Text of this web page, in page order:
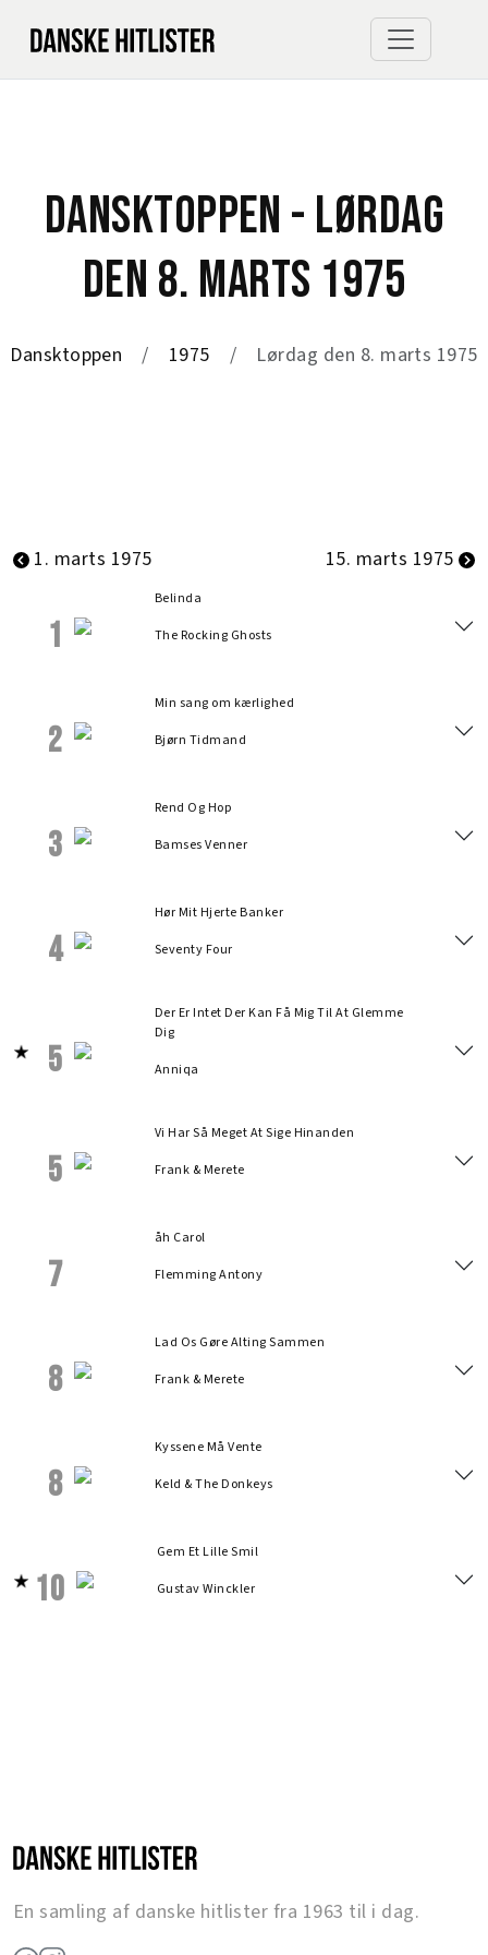
DANSKTOPPEN - LØRDAG
DEN 8. MARTS 1975
Dansktoppen 1975 Lørdag den 8. marts 1975
1. marts 1975 15. marts 1975
1
Belinda
The Rocking Ghosts
2
Min sang om kærlighed
Bjørn Tidmand
3
Rend Og Hop
Bamses Venner
4
Hør Mit Hjerte Banker
Seventy Four
5
Der Er Intet Der Kan Få Mig Til At Glemme
Dig
Anniqa
5
Vi Har Så Meget At Sige Hinanden
Frank & Merete
7
åh Carol
Flemming Antony
8
Lad Os Gøre Alting Sammen
Frank & Merete
8
Kyssene Må Vente
Keld & The Donkeys
10
Gem Et Lille Smil
Gustav Winckler
En samling af danske hitlister fra 1963 til i dag.